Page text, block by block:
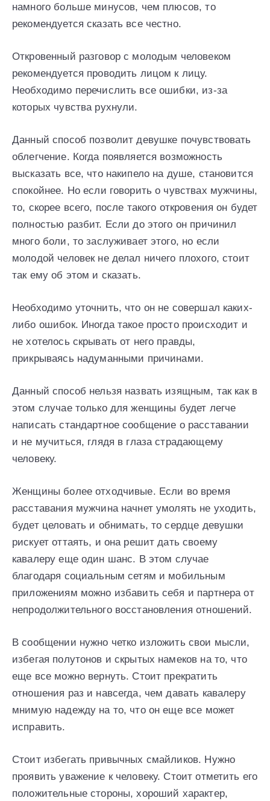
намного больше минусов, чем плюсов, то
рекомендуется сказать все честно.
Откровенный разговор с молодым человеком
рекомендуется проводить лицом к лицу.
Необходимо перечислить все ошибки, из-за
которых чувства рухнули.
Данный способ позволит девушке почувствовать
облегчение. Когда появляется возможность
высказать все, что накипело на душе, становится
спокойнее. Но если говорить о чувствах мужчины,
то, скорее всего, после такого откровения он будет
полностью разбит. Если до этого он причинил
много боли, то заслуживает этого, но если
молодой человек не делал ничего плохого, стоит
так ему об этом и сказать.
Необходимо уточнить, что он не совершал каких-
либо ошибок. Иногда такое просто происходит и
не хотелось скрывать от него правды,
прикрываясь надуманными причинами.
Данный способ нельзя назвать изящным, так как в
этом случае только для женщины будет легче
написать стандартное сообщение о расставании
и не мучиться, глядя в глаза страдающему
человеку.
Женщины более отходчивые. Если во время
расставания мужчина начнет умолять не уходить,
будет целовать и обнимать, то сердце девушки
рискует оттаять, и она решит дать своему
кавалеру еще один шанс. В этом случае
благодаря социальным сетям и мобильным
приложениям можно избавить себя и партнера от
непродолжительного восстановления отношений.
В сообщении нужно четко изложить свои мысли,
избегая полутонов и скрытых намеков на то, что
еще все можно вернуть. Стоит прекратить
отношения раз и навсегда, чем давать кавалеру
мнимую надежду на то, что он еще все может
исправить.
Стоит избегать привычных смайликов. Нужно
проявить уважение к человеку. Стоит отметить его
положительные стороны, хороший характер,